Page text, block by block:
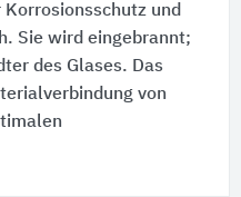
und
Sie wird eingebrannt;
des Glases. Das
von